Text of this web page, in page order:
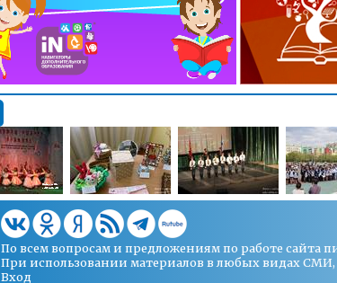
По всем вопросам и предложениям по работе сайта
При использовании материалов в любых видах СМИ,
Вход